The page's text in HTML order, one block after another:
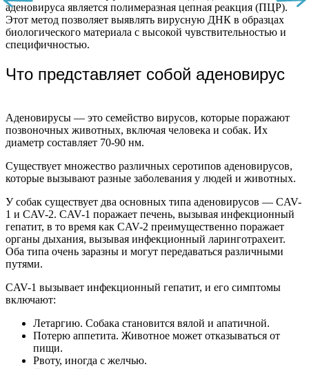
аденовируса является полимеразная цепная реакция (ПЦР).
Этот метод позволяет выявлять вирусную ДНК в образцах
биологического материала с высокой чувствительностью и
специфичностью.
Что представляет собой аденовирус
Аденовирусы — это семейство вирусов, которые поражают
позвоночных животных, включая человека и собак. Их
диаметр составляет 70-90 нм.
Существует множество различных серотипов аденовирусов,
которые вызывают разные заболевания у людей и животных.
У собак существует два основных типа аденовирусов — CAV-
1 и CAV-2. CAV-1 поражает печень, вызывая инфекционный
гепатит, в то время как CAV-2 преимущественно поражает
органы дыхания, вызывая инфекционный ларинготрахеит.
Оба типа очень заразны и могут передаваться различными
путями.
CAV-1 вызывает инфекционный гепатит, и его симптомы
включают:
Летаргию. Собака становится вялой и апатичной.
Потерю аппетита. Животное может отказываться от
пищи.
Рвоту, иногда с желчью.